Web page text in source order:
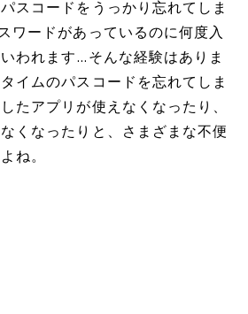
スコードをうっかり忘れてしま
ワードがあっているのに何度入
われます…そんな経験はありま
イムのパスコードを忘れてしま
たアプリが使えなくなったり、
くなったりと、さまざまな不便
ね。